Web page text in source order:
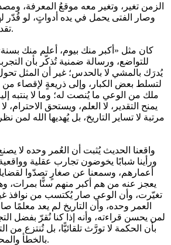
الزمن تغير، وتغير معه موقعُ المعرفة،
وصار الفتى يحمل في يده أدواتٍ، لو قُدّر
تقدم عليه في تاريخ الميلاد.
كان مثل «أكبر منك بيوم، أعلم منك
للتواضع، ورسالة ضمنية تُذكّر بأن
يُدرَك بالمشي لا بالحدس؛ غير أن المثل
لتسلط بعض الكبار، وإلى ذريعةٍ لإقصاء من
ملك من الوعي ما يُنصت له؛ وما لا ينتبه
يمنح التقدير، لا العلم، ويستحق الاحترام،
مرتبة لا تساير التاريخ، بل يُهديها الله لمن
واقعنا الحديث يُثبت أن العُمر وحده لا
ورأينا شبابًا يخوضون تجارب عقلية
أعمارهم، وسمعنا عن صغارٍ تصدّوا
يعجز عنه من هم أكبر منهم سنًّا بمرات،
تغيّرت، وأن الوعي صار يُكتسب من نوافذ
العمر وحده، وأن التاريخ لم يعد معلمًا
لمن يحسن قراءته، وأنه إذا كنا نُقرّ بفضل
بأن الحكمة لا تورَّث تلقائيًّا، بل تُنتزع من
بالخطأ والمحاسبة، لا بالزمن المجرد.